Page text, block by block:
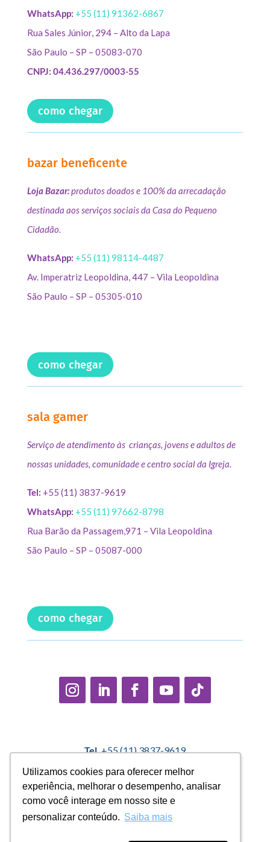
Utilizamos cookies para oferecer melhor
experiência, melhorar o desempenho, analisar
como você interage em nosso site e
personalizar conteúdo. Saiba mais
Utilizamos cookies para oferecer melhor
experiência, melhorar o desempenho, analisar
como você interage em nosso site e
personalizar conteúdo. Saiba mais
WhatsApp: +55 (11) 91362-6867
Rua Sales Júnior, 294 – Alto da Lapa
São Paulo – SP – 05083-070
CNPJ: 04.436.297/0003-55
como chegar
bazar beneficente
Loja Bazar:produtos doados e 100% da arrecadação
destinada aos serviços sociais da Casa do Pequeno
Cidadão.
WhatsApp: +55 (11) 98114-4487
Av. Imperatriz Leopoldina, 447 – Vila Leopoldina
São Paulo – SP – 05305-010
como chegar
sala gamer
Serviço de atendimento às crianças, jovens e adultos de
nossas unidades, comunidade e centro social da Igreja.
Tel: +55 (11) 3837-9619
WhatsApp: +55 (11) 97662-8798
Rua Barão da Passagem,971 – Vila Leopoldina
São Paulo – SP – 05087-000
como chegar
Tel.+55 (11) 3837-9619
Política Interna de Proteção de Dados |Encarregado de
Dados: Marcelo Correa |
denuncias@casadopequenocidadao.org.br